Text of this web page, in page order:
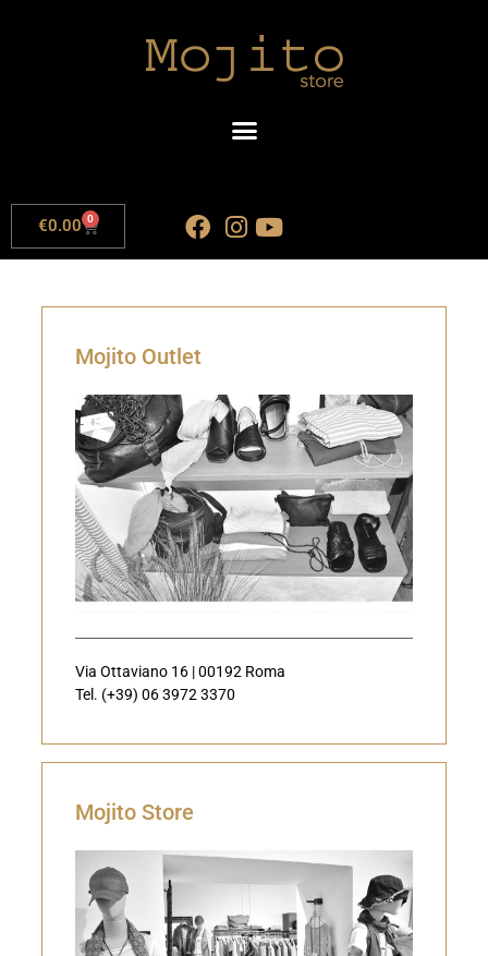
€0.00 0
Mojito Outlet
Via Ottaviano 16 | 00192 Roma
Tel. (+39) 06 3972 3370
Mojito Store